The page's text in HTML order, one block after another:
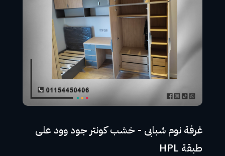
غرفة نوم شبابى - خشب كونتر جود وود على
طبقة HPL